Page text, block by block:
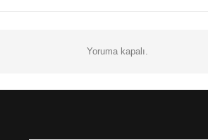
Yoruma kapalı.